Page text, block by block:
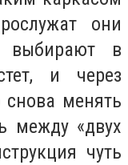
они
выбирают в
и через
менять
между «двух
чуть